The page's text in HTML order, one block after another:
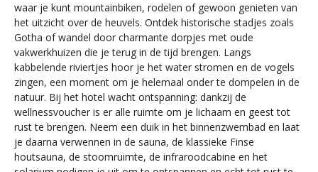
waar je kunt mountainbiken, rodelen of gewoon genieten van
het uitzicht over de heuvels. Ontdek historische stadjes zoals
Gotha of wandel door charmante dorpjes met oude
vakwerkhuizen die je terug in de tijd brengen. Langs
kabbelende riviertjes hoor je het water stromen en de vogels
zingen, een moment om je helemaal onder te dompelen in de
natuur. Bij het hotel wacht ontspanning: dankzij de
wellnessvoucher is er alle ruimte om je lichaam en geest tot
rust te brengen. Neem een duik in het binnenzwembad en laat
je daarna verwennen in de sauna, de klassieke Finse
houtsauna, de stoomruimte, de infraroodcabine en het